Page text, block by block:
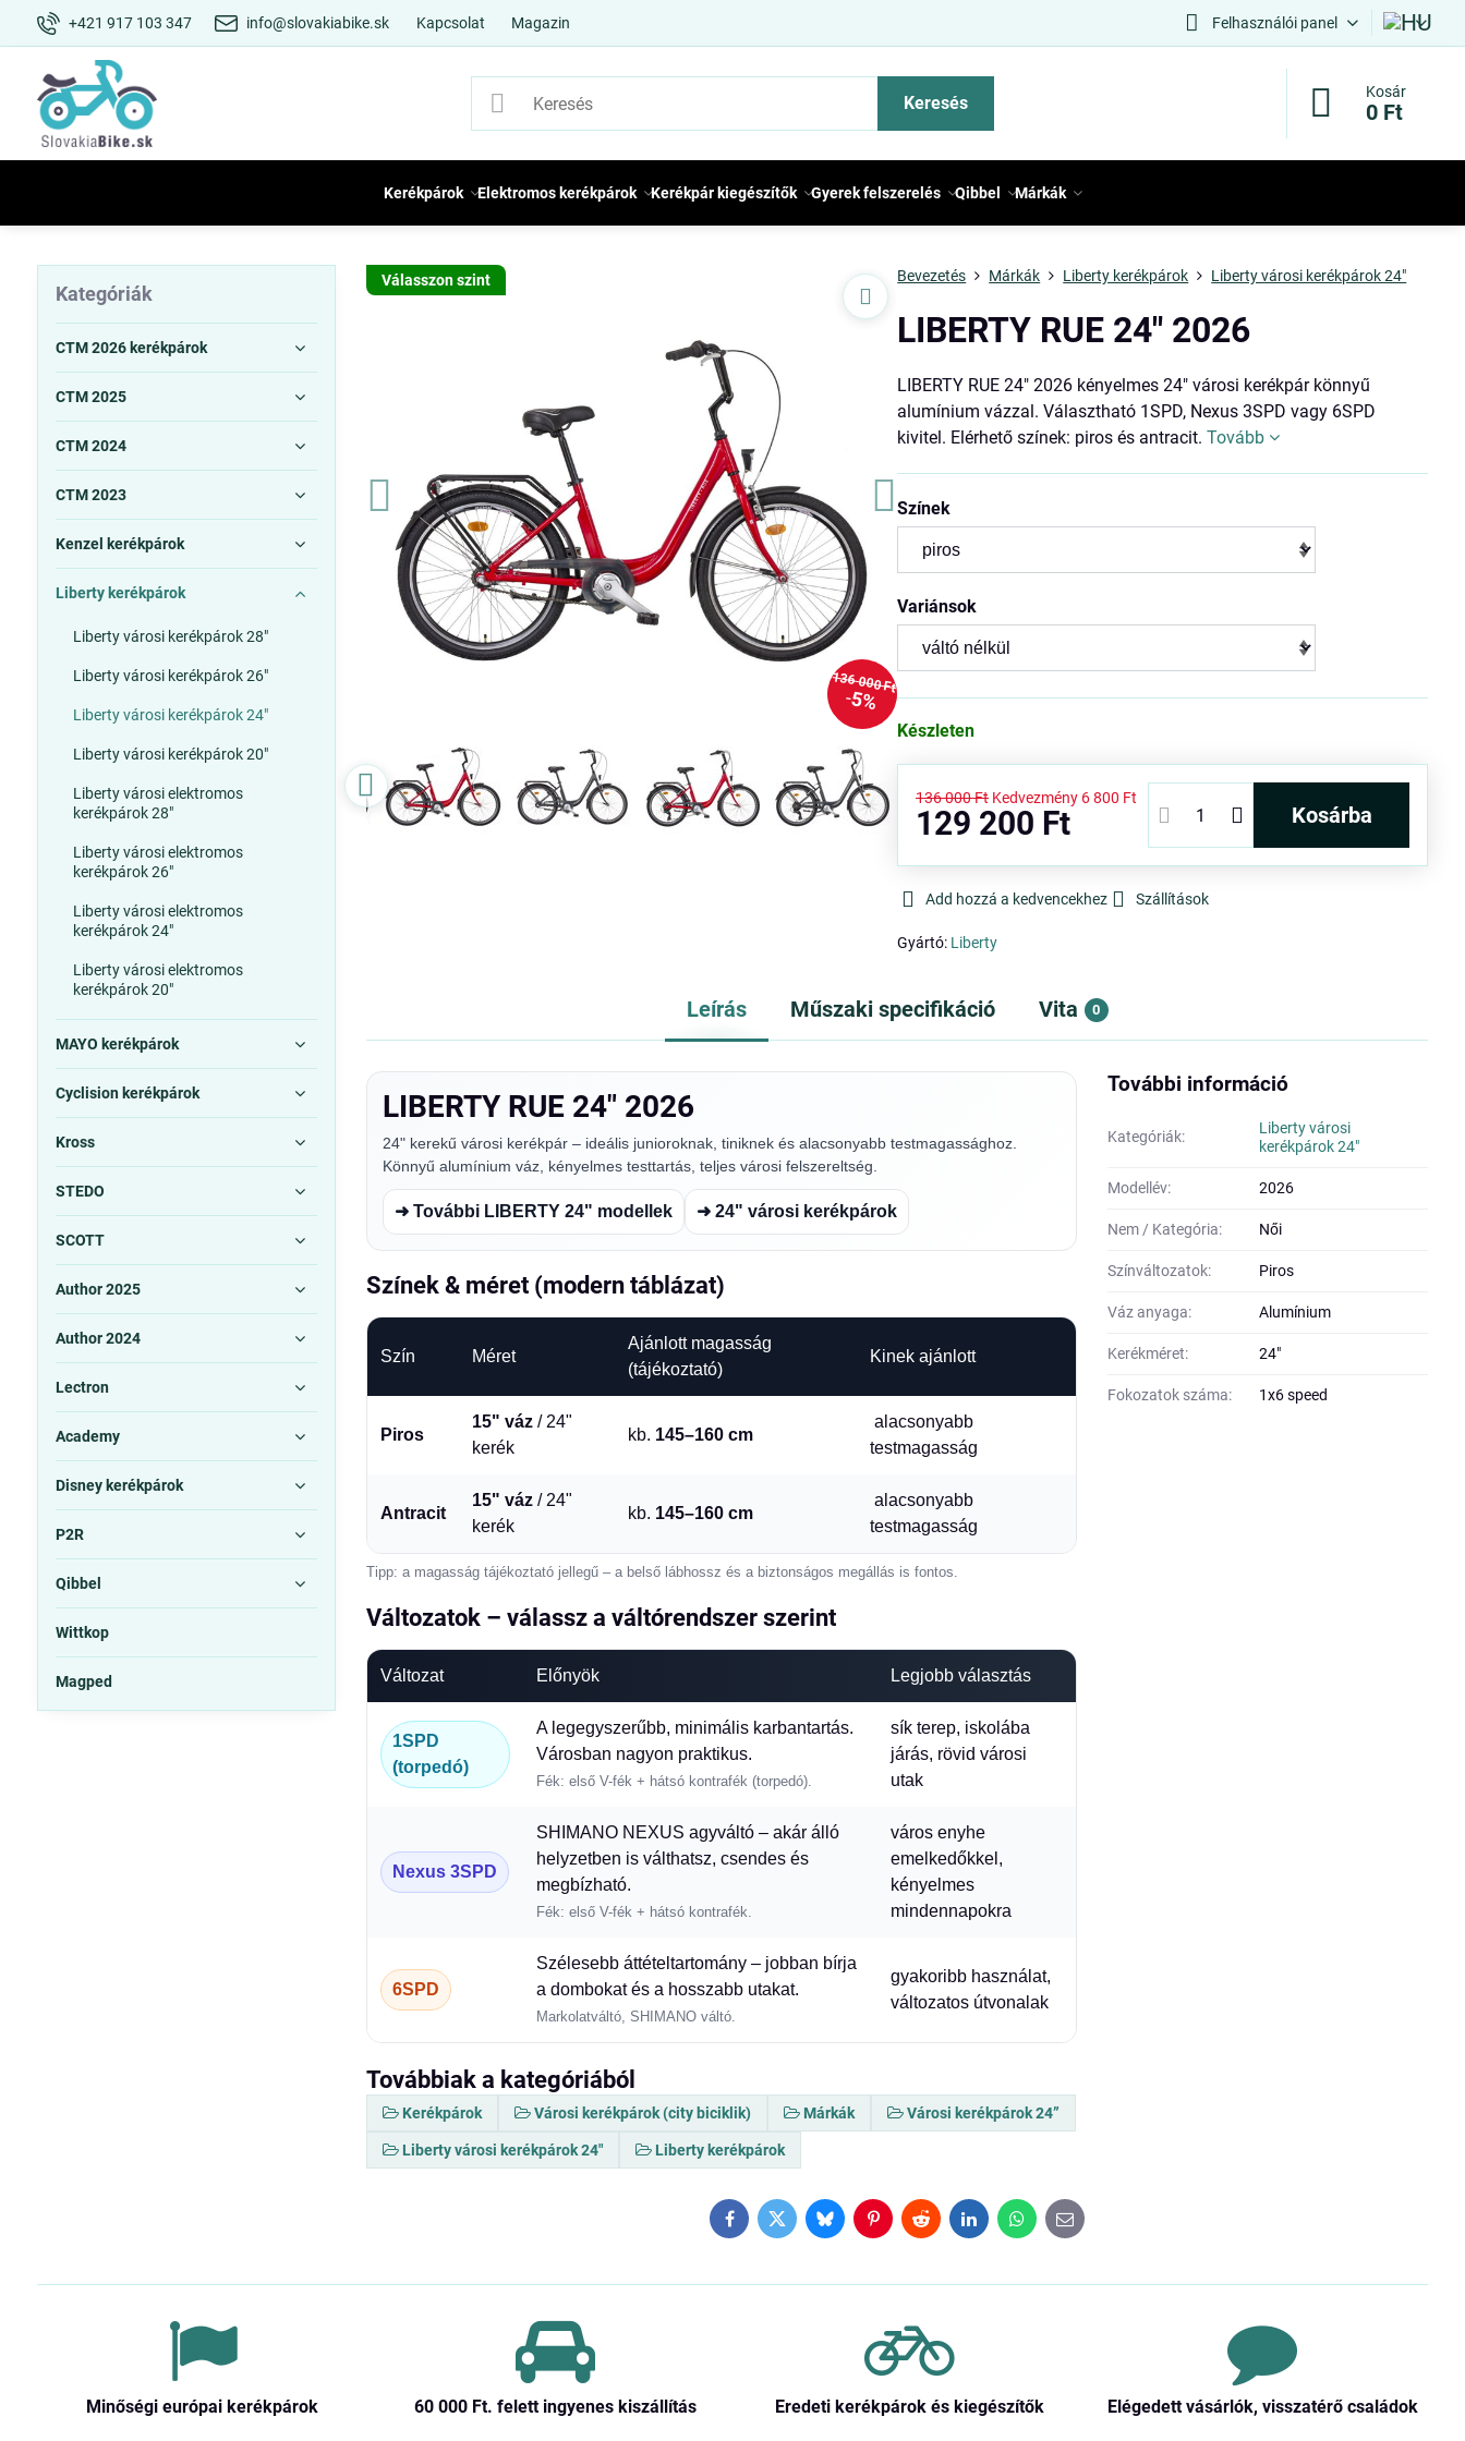
+421 917 103 347 info@slovakiabike.sk Kapcsolat Magazin Felhasználói panel
Keresés
Kosár
0 Ft
Kerékpárok Elektromos kerékpárok Kerékpár kiegészítők Gyerek felszerelés Qibbel Márkák
Válasszon szint
136 000 Ft
5%
Bevezetés Márkák Liberty kerékpárok Liberty városi kerékpárok 24"
LIBERTY RUE 24" 2026
LIBERTY RUE 24" 2026 kényelmes 24" városi kerékpár könnyű
alumínium vázzal. Választható 1SPD, Nexus 3SPD vagy 6SPD
kivitel. Elérhető színek: piros és antracit.Tovább
Színek
Variánsok
Készleten
136 000 Ft Kedvezmény 6 800 Ft
129 200 Ft kosárba
Add hozzá a kedvencekhez Szállítások
Gyártó: Liberty
Leírás Műszaki specifikáció Vita 0
LIBERTY RUE 24" 2026
24" kerekű városi kerékpár – ideális junioroknak, tiniknek és alacsonyabb testmagassághoz.
Könnyű alumínium váz, kényelmes testtartás, teljes városi felszereltség.
➜ További LIBERTY 24" modellek ➜ 24" városi kerékpárok
Színek & méret (modern táblázat)
Szín Méret
Ajánlott magasság
(tájékoztató)
Kinek ajánlott
Piros
15" váz / 24"
kerék
kb. 145–160 cm
alacsonyabb
testmagasság
Antracit
15" váz / 24"
kerék
kb. 145–160 cm
alacsonyabb
testmagasság
Tipp: a magasság tájékoztató jellegű – a belső lábhossz és a biztonságos megállás is fontos.
Változatok – válassz a váltórendszer szerint
Változat Előnyök Legjobb választás
1SPD
(torpedó)
A legegyszerűbb, minimális karbantartás.
Városban nagyon praktikus.
Fék: első V-fék + hátsó kontrafék (torpedó).
sík terep, iskolába
járás, rövid városi
utak
Nexus 3SPD
SHIMANO NEXUS agyváltó – akár álló
helyzetben is válthatsz, csendes és
megbízható.
Fék: első V-fék + hátsó kontrafék.
város enyhe
emelkedőkkel,
kényelmes
mindennapokra
6SPD
Szélesebb áttételtartomány – jobban bírja
a dombokat és a hosszabb utakat.
Markolatváltó, SHIMANO váltó.
gyakoribb használat,
változatos útvonalak
Továbbiak a kategóriából
Kerékpárok Városi kerékpárok (city biciklik) Márkák Városi kerékpárok 24”
Liberty városi kerékpárok 24" Liberty kerékpárok
További információ
Kategóriák:
Liberty városi
kerékpárok 24"
Modellév: 2026
Nem / Kategória: Női
Színváltozatok: Piros
Váz anyaga: Alumínium
Kerékméret: 24"
Fokozatok száma: 1x6 speed
FacebookTwitterBlueskyPinterestRedditLinkedInWhatsApp
E-
mail
Kategóriák
CTM 2026 kerékpárok
CTM 2025
CTM 2024
CTM 2023
Kenzel kerékpárok
Liberty kerékpárok
Liberty városi kerékpárok 28"
Liberty városi kerékpárok 26"
Liberty városi kerékpárok 24"
Liberty városi kerékpárok 20"
Liberty városi elektromos
kerékpárok 28"
Liberty városi elektromos
kerékpárok 26"
Liberty városi elektromos
kerékpárok 24"
Liberty városi elektromos
kerékpárok 20"
MAYO kerékpárok
Cyclision kerékpárok
Kross
STEDO
SCOTT
Author 2025
Author 2024
Lectron
Academy
Disney kerékpárok
P2R
Qibbel
Wittkop
Magped
Minőségi európai kerékpárok 60 000 Ft​. felett ingyenes kiszállítás Eredeti kerékpárok és kiegészítők Elégedett vásárlók, visszatérő családok